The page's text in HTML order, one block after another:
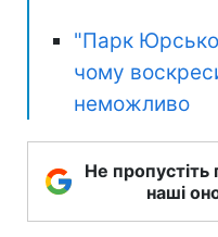
"Парк
чому
неможливо
Не пропустіть
наші